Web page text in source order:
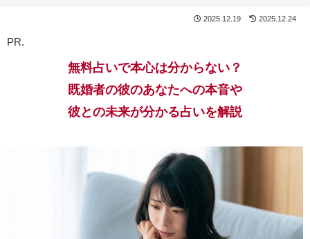
2025.12.19 2025.12.24
PR.
無料占いで本心は分からない？
既婚者の彼のあなたへの本音や
彼との未来が分かる占いを解説